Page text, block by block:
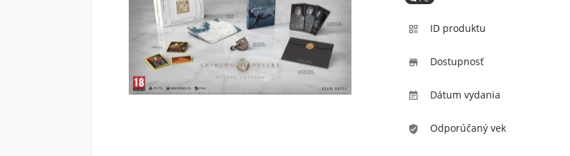
 ID produktu
 Dostupnosť
 Dátum vydania
verified_user Odporúčaný vek